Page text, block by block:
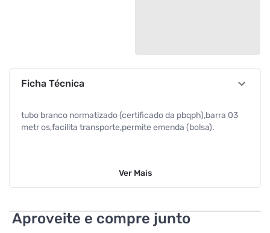
Ficha Técnica
tubo branco normatizado (certificado da pbqph),barra 03
metr os,facilita transporte,permite emenda (bolsa).
Ver Mais
Aproveite e compre junto